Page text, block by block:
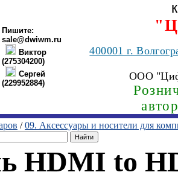
Пишите:
sale@dwiwm.ru
Виктор
(275304200)
Сергей
(229952884)
400001г.
ООО
/09. Аксессуары и носители для
HDMI to